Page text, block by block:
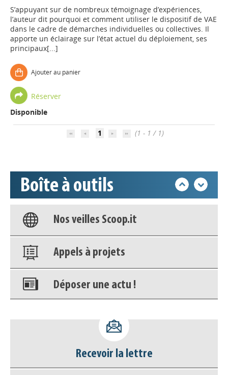
S’appuyant sur de nombreux témoignage d’expériences,
l’auteur dit pourquoi et comment utiliser le dispositif de VAE
dans le cadre de démarches individuelles ou collectives. Il
apporte un éclairage sur l’état actuel du déploiement, ses
principaux[...]
Ajouter au panier
Réserver
Disponible
1 (1 - 1 / 1)
Boîte à outils
Base documentaire
Nos veilles Scoop.it
Appels à projets
Déposer une actu !
déconnecter)
Base documentaire
Recevoir la lettre